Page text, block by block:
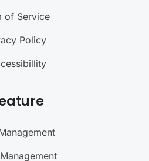
of Service
Policy